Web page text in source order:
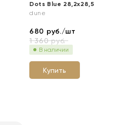
Dots Blue 28,2x28,5
dune
680 руб./шт
1 360руб.
В наличии
Купить